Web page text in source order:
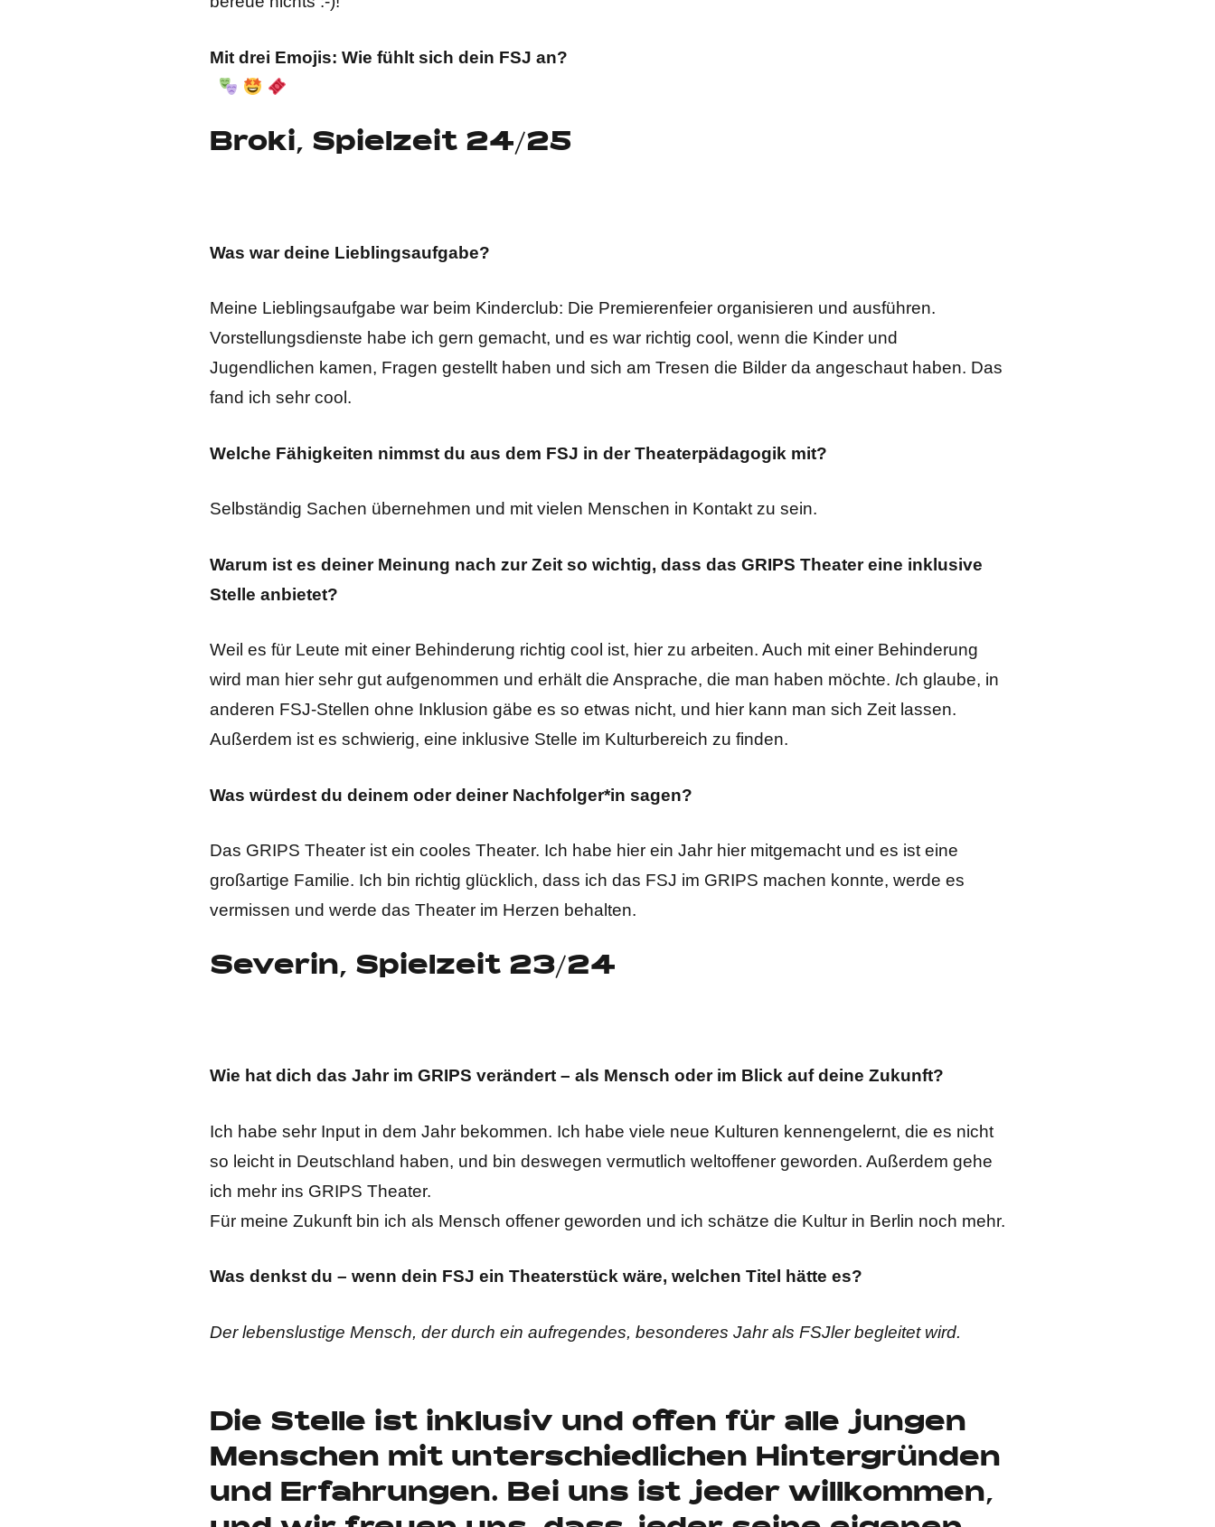
Mit drei Emojis: Wie fühlt sich dein FSJ an?
Broki, Spielzeit 24/25
Was war deine Lieblingsaufgabe?
Meine Lieblingsaufgabe war beim Kinderclub: Die Premierenfeier organisieren und ausführen.
Vorstellungsdienste habe ich gern gemacht, und es war richtig cool, wenn die Kinder und
Jugendlichen kamen, Fragen gestellt haben und sich am Tresen die Bilder da angeschaut haben. Das
fand ich sehr cool.
Welche Fähigkeiten nimmst du aus dem FSJ in der Theaterpädagogik mit?
Selbständig Sachen übernehmen und mit vielen Menschen in Kontakt zu sein.
Warum ist es deiner Meinung nach zur Zeit so wichtig, dass das GRIPS Theater eine inklusive
Stelle anbietet?
Weil es für Leute mit einer Behinderung richtig cool ist, hier zu arbeiten. Auch mit einer Behinderung
wird man hier sehr gut aufgenommen und erhält die Ansprache, die man haben möchte. Ich glaube, in
anderen FSJ-Stellen ohne Inklusion gäbe es so etwas nicht, und hier kann man sich Zeit lassen.
Außerdem ist es schwierig, eine inklusive Stelle im Kulturbereich zu finden.
Was würdest du deinem oder deiner Nachfolger*in sagen?
Das GRIPS Theater ist ein cooles Theater. Ich habe hier ein Jahr hier mitgemacht und es ist eine
großartige Familie. Ich bin richtig glücklich, dass ich das FSJ im GRIPS machen konnte, werde es
vermissen und werde das Theater im Herzen behalten.
Severin, Spielzeit 23/24
Wie hat dich das Jahr im GRIPS verändert – als Mensch oder im Blick auf deine Zukunft?
Ich habe sehr Input in dem Jahr bekommen. Ich habe viele neue Kulturen kennengelernt, die es nicht
so leicht in Deutschland haben, und bin deswegen vermutlich weltoffener geworden. Außerdem gehe
ich mehr ins GRIPS Theater.
Für meine Zukunft bin ich als Mensch offener geworden und ich schätze die Kultur in Berlin noch mehr.
Was denkst du – wenn dein FSJ ein Theaterstück wäre, welchen Titel hätte es?
Der lebenslustige Mensch, der durch ein aufregendes, besonderes Jahr als FSJler begleitet wird.
Die Stelle ist inklusiv und offen für alle jungen
Menschen mit unterschiedlichen Hintergründen
und Erfahrungen. Bei uns ist jeder willkommen,